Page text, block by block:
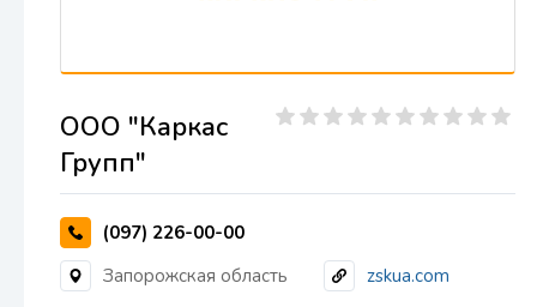
ООО "Каркас
Групп"
(097) 226-00-00
Запорожская область
zskua.com